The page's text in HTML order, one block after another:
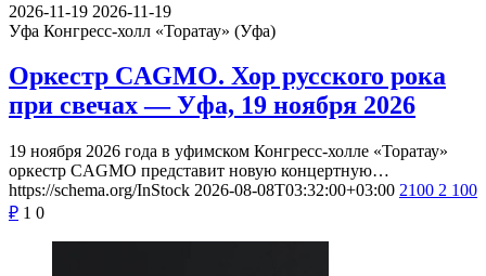
2026-11-19 2026-11-19
Уфа Конгресс-холл «Торатау» (Уфа)
Оркестр CAGMO. Хор русского рока
при свечах — Уфа, 19 ноября 2026
19 ноября 2026 года в уфимском Конгресс-холле «Торатау»
оркестр CAGMO представит новую концертную…
https://schema.org/InStock 2026-08-08T03:32:00+03:00 2100 2 100
₽ 1 0